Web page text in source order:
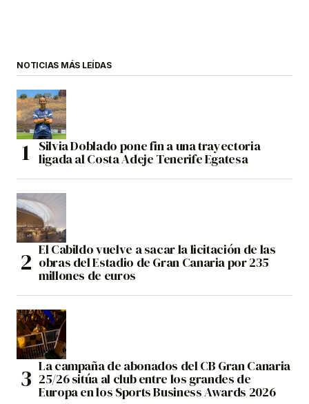
NOTICIAS MÁS LEÍDAS
Silvia Doblado pone fin a una trayectoria
ligada al Costa Adeje Tenerife Egatesa
El Cabildo vuelve a sacar la licitación de las
obras del Estadio de Gran Canaria por 235
millones de euros
La campaña de abonados del CB Gran Canaria
25/26 sitúa al club entre los grandes de
Europa en los Sports Business Awards 2026